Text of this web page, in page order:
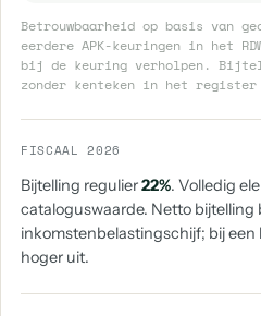
Betrouwbaarheid op basis van
eerdere APK-keuringen in het
bij de keuring verholpen.
zonder kenteken in het
FISCAAL 2026
Bijtelling regulier22%. Volledig
cataloguswaarde. Netto
inkomstenbelastingschijf; bij
hoger uit.